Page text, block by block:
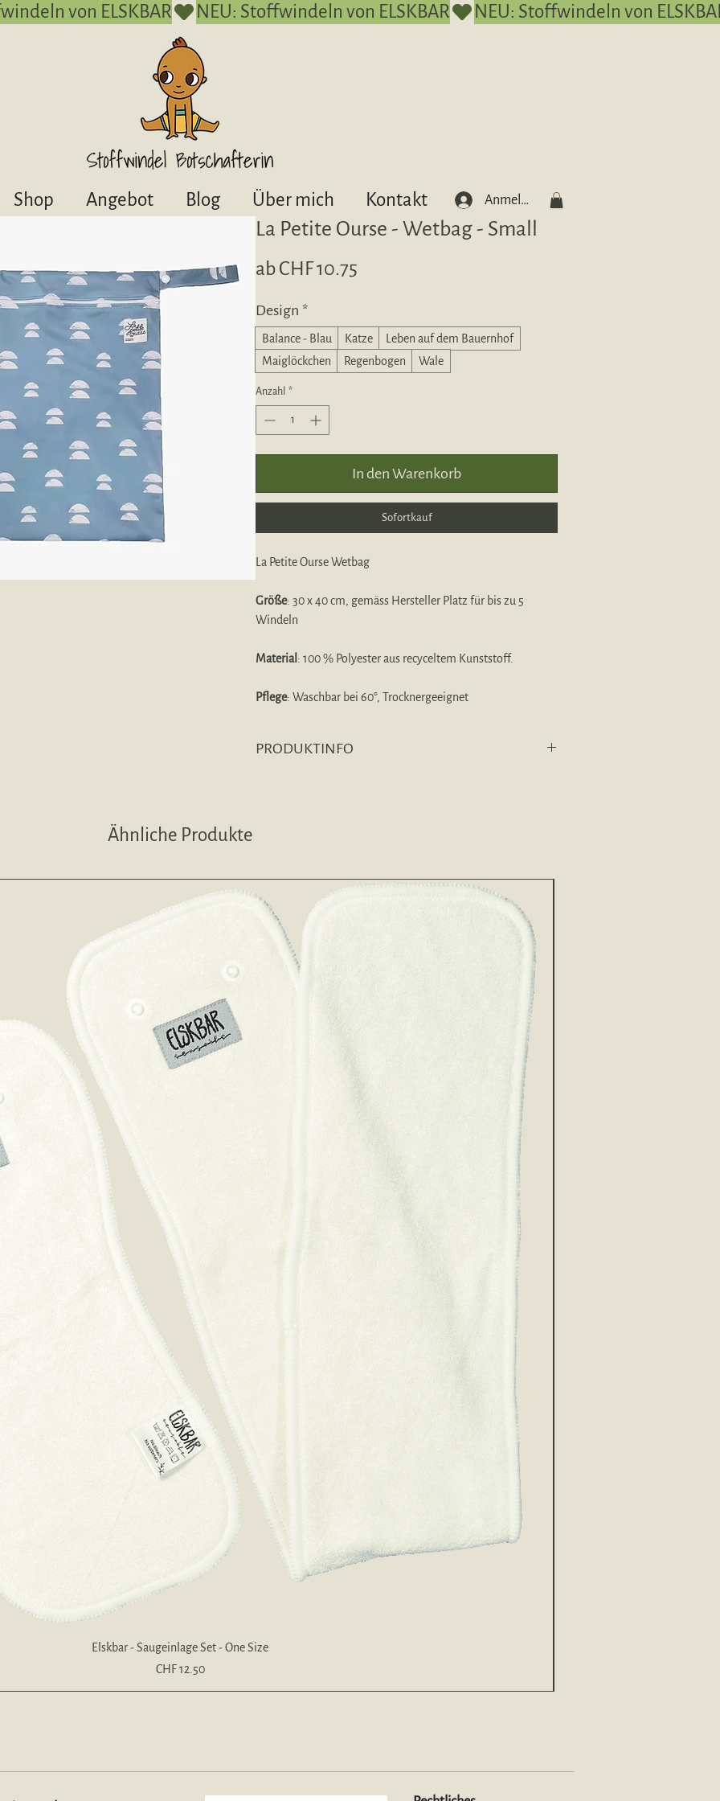
Shop Angebot Blog Über mich Kontakt Anmelden
La Petite Ourse - Wetbag - Small
abCHF 10.75
Design *
Balance - Blau Katze
Leben auf dem Bauernhof
Maiglöckchen
Regenbogen Wale
Anzahl *
In den Warenkorb
Sofortkauf
La Petite Ourse Wetbag
Größe: 30 x 40 cm, gemäss Hersteller Platz für bis zu 5
Windeln
Material : 100 % Polyester aus recyceltem Kunststoff.
Pflege: Waschbar bei 60°, Trocknergeeignet
PRODUKTINFO
Es können darin auch verschmutzte und/oder nasse
Kleidungsstücke aufbewahrt und transportiert werden. Die
Zeit, in der Abfälle, Dreckiges oder Nasses in Plastiksäcken
aufbewahrt wurden, ist vorbei. Lege solche Dinge in den
Wetbag und wasche diesen bei bis zu 60°. Es ist so einfach,
Plastikmüll zu reduzieren!
eingenähte Namensschild
ideal für
die Fremdbetreuung
Ähnliche Produkte
Schnellansicht
Elskbar - Saugeinlage Set - One Size
Preis
CHF 12.50